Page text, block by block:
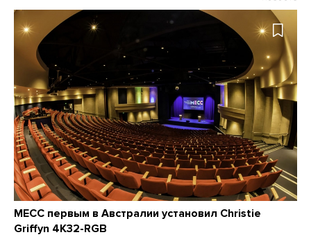
MECC первым в Австралии установил Christie
Griffyn 4K32-RGB